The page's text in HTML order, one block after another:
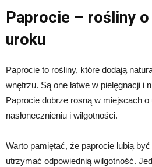
Paprocie – rośliny
uroku
Paprocie to rośliny, które dodają
wnętrzu. Są one łatwe w pielęgnacji i
Paprocie dobrze rosną w miejscach
nasłonecznieniu i wilgotności.
Warto pamiętać, że paprocie lubią
utrzymać odpowiednią wilgotność.